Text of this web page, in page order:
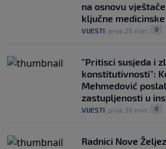
na osnovu
ključne
VIJESTI prije 26 min 0
"Pritisci susjeda i
konstitutivnosti":
Mehmedović
zastupljenosti u
VIJESTI prije 36 min 0
Radnici Nove